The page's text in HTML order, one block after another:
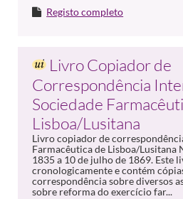
Registo completo
Livro Copiador de
Correspondência
Sociedade
Lisboa/Lusitana
Livro copiador de
Farmacêutica de Lisboa/Lusitana
1835 a 10 de julho de 1869. Este
cronologicamente e contém
correspondência sobre diversos
sobre reforma do exercício far...